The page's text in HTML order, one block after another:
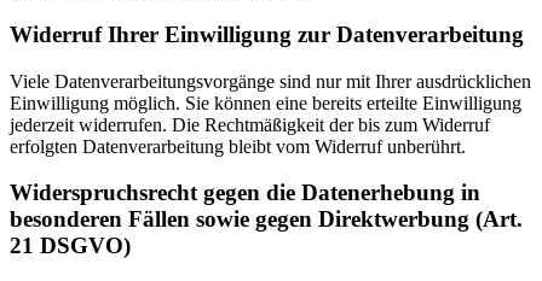
Widerruf Ihrer Einwilligung zur Datenverarbeitung
Viele Datenverarbeitungsvorgänge sind nur mit Ihrer ausdrücklichen
Einwilligung möglich. Sie können eine bereits erteilte Einwilligung
jederzeit widerrufen. Die Rechtmäßigkeit der bis zum Widerruf
erfolgten Datenverarbeitung bleibt vom Widerruf unberührt.
Widerspruchsrecht gegen die Datenerhebung in
besonderen Fällen sowie gegen Direktwerbung (Art.
21 DSGVO)